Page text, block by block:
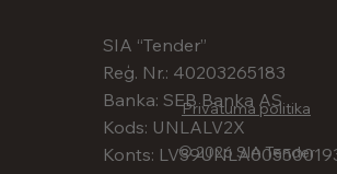
SIA “Tender”
Reģ. Nr.: 40203265183
Banka: SEB Banka AS
Kods: UNLALV2X
Konts:
© 2026 SIA Tender
Privātuma politika